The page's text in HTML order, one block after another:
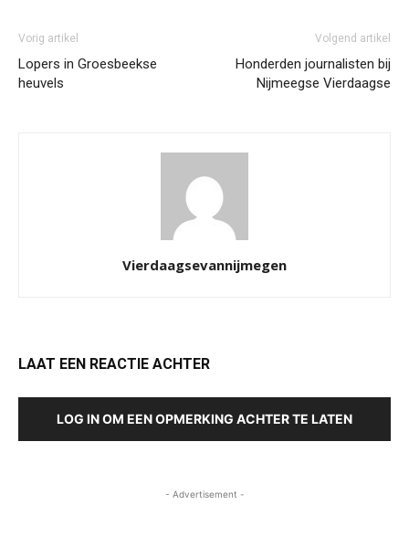
Vorig artikel
Lopers in Groesbeekse
heuvels
Volgend artikel
Honderden journalisten bij
Nijmeegse Vierdaagse
Vierdaagsevannijmegen
LAAT EEN REACTIE ACHTER
LOG IN OM EEN OPMERKING ACHTER TE LATEN
- Advertisement -